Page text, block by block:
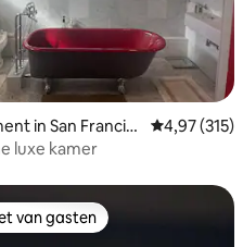
4,99 op 5, 226 recensies
in San Francisc
4,97 (315)
luxe kamer
van gasten
van gasten